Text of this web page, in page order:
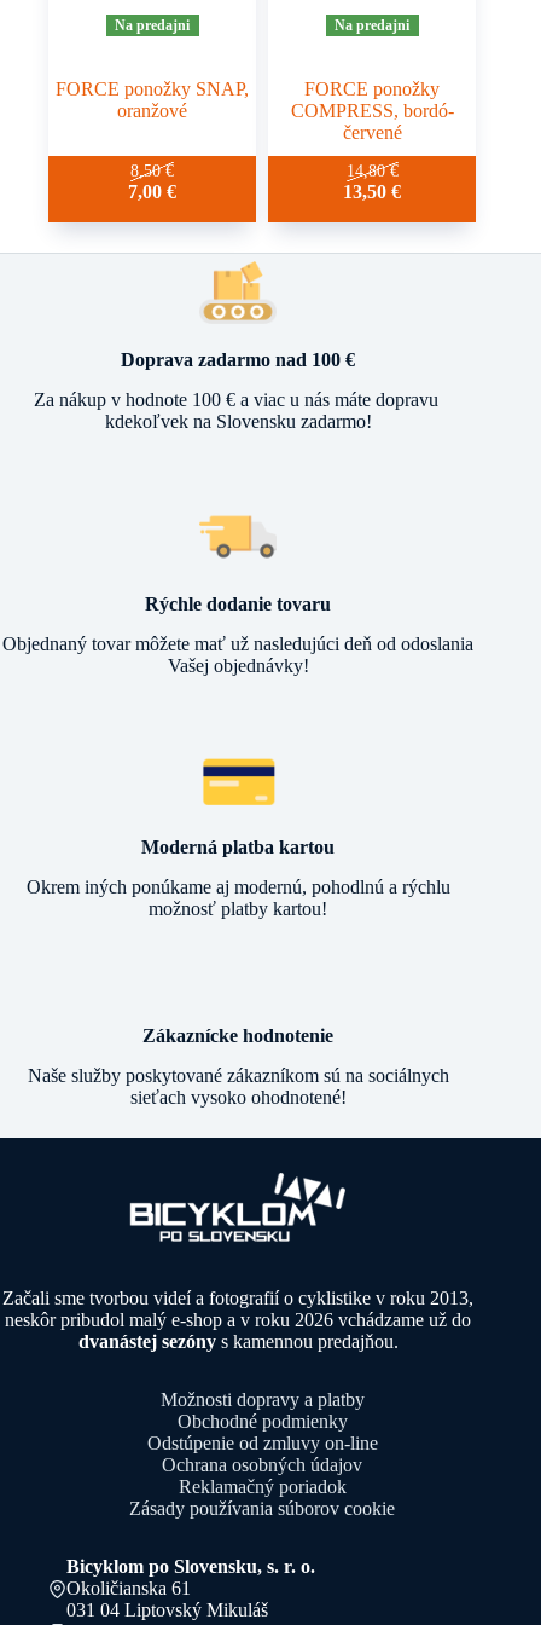
Na predajni
FORCE ponožky SNAP,
oranžové
8,50€
7,00€
Na predajni
FORCE ponožky
COMPRESS, bordó-
červené
14,80€
13,50€
Doprava zadarmo nad 100 €
Za nákup v hodnote 100 € a viac u nás máte dopravu
kdekoľvek na Slovensku zadarmo!
Rýchle dodanie tovaru
Objednaný tovar môžete mať už nasledujúci deň od odoslania
Vašej objednávky!
Moderná platba kartou
Okrem iných ponúkame aj modernú, pohodlnú a rýchlu
možnosť platby kartou!
Zákaznícke hodnotenie
Naše služby poskytované zákazníkom sú na sociálnych
sieťach vysoko ohodnotené!
Začali sme tvorbou videí a fotografií o cyklistike v roku 2013,
neskôr pribudol malý e-shop a v roku 2026 vchádzame už do
dvanástej sezónys kamennou predajňou.
Možnosti dopravy a platby
Obchodné podmienky
Odstúpenie od zmluvy on-line
Ochrana osobných údajov
Reklamačný poriadok
Zásady používania súborov cookie
Bicyklom po Slovensku, s. r. o.
Okoličianska 61
031 04 Liptovský Mikuláš